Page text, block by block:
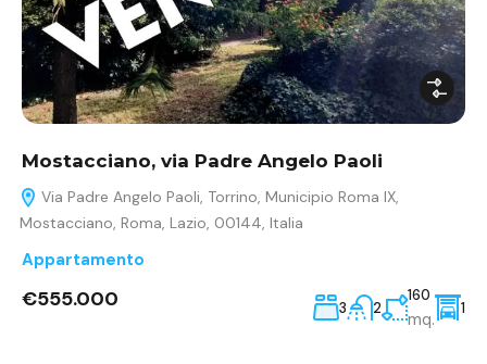
Mostacciano, via Padre Angelo Paoli
Via Padre Angelo Paoli, Torrino, Municipio Roma IX,
Mostacciano, Roma, Lazio, 00144, Italia
Appartamento
€555.000 3 2
160
mq.
1